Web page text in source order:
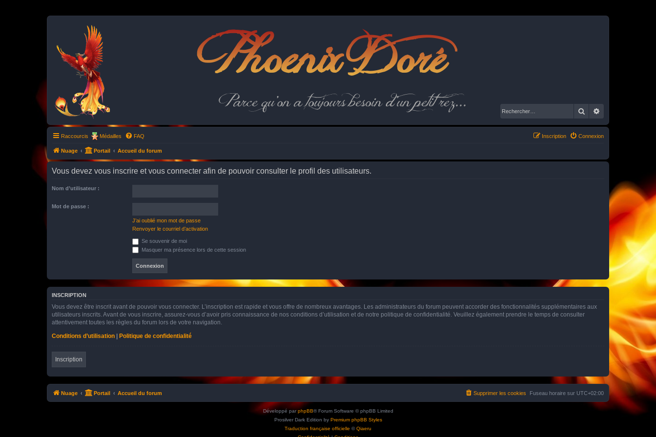
Phoenix Doré
Parce qu'on a toujours besoin d'un petit rez... Rechercher
Raccourcis Médailles FAQ Connexion
Inscription
Nuage Portail Accueil du forum
Vous devez vous inscrire et vous connecter afin de pouvoir consulter le profil des utilisateurs.
Nom d’utilisateur :
Mot de passe :
J’ai oublié mon mot de passe
Renvoyer le courriel d’activation
Se souvenir de moi
Masquer ma présence lors de cette session
INSCRIPTION
Vous devez être inscrit avant de pouvoir vous connecter. L’inscription est rapide et vous offre de nombreux avantages. Les administrateurs du forum peuvent accorder des fonctionnalités supplémentaires aux
utilisateurs inscrits. Avant de vous inscrire, assurez-vous d’avoir pris connaissance de nos conditions d’utilisation et de notre politique de confidentialité. Veuillez également prendre le temps de consulter
attentivement toutes les règles du forum lors de votre navigation.
Conditions d’utilisation | Politique de confidentialité
Inscription
Nuage Portail Accueil du forum Fuseau horaire sur UTC+02:00
Supprimer les cookies
Développé parphpBB® Forum Software © phpBB Limited
Prosilver Dark Edition by Premium phpBB Styles
Traduction française officielle ©Qiaeru